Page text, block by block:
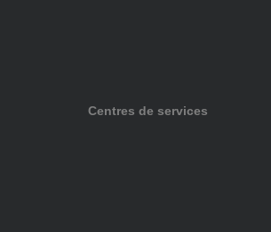
Centres de services